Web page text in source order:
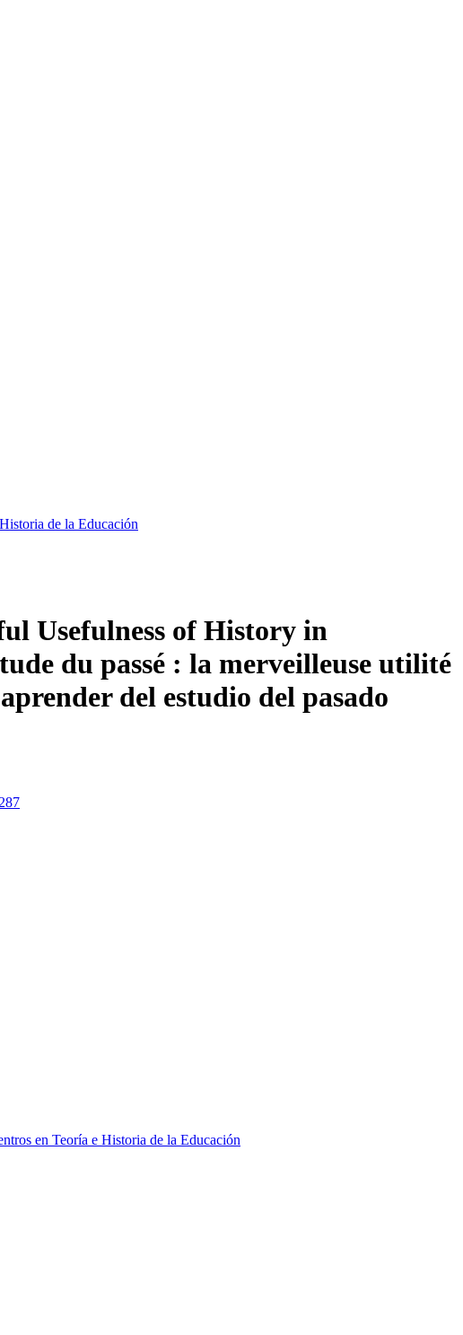
de la Educación
Usefulness of History in
du passé : la merveilleuse utilité
del estudio del pasado
en Teoría e Historia de la Educación